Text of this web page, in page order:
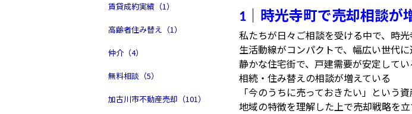
賃貸成約実績（1）
高齢者住み替え（1）
仲介（4）
無料相談（5）
加古川市不動産売却（101）
1 ｜時光寺町で売却相談が
私たちが日々ご相談を受ける中で、時
生活動線がコンパクトで、幅広い世代
静かな住宅街で、戸建需要が安定してい
相続・住み替えの相談が増えている
「今のうちに売っておきたい」という
地域の特徴を理解した上で売却戦略を